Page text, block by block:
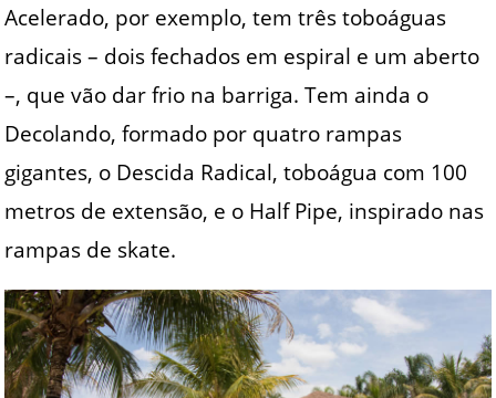
Acelerado, por exemplo, tem três toboáguas
radicais – dois fechados em espiral e um aberto
–, que vão dar frio na barriga. Tem ainda o
Decolando, formado por quatro rampas
gigantes, o Descida Radical, toboágua com 100
metros de extensão, e o Half Pipe, inspirado nas
rampas de skate.